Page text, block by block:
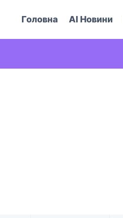
Головна AI Новини